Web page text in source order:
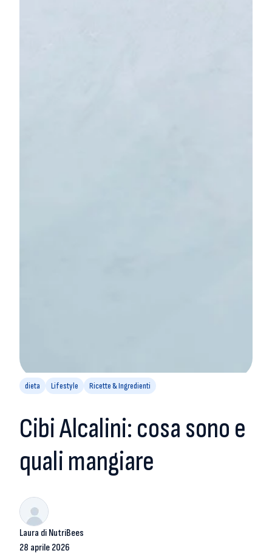
dieta Lifestyle Ricette & Ingredienti
Cibi Alcalini: cosa sono e
quali mangiare
Laura di NutriBees
28 aprile 2026